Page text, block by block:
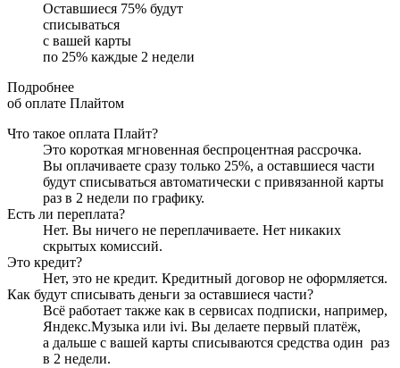
Оставшиеся 75% будут
списываться
с вашей карты
по 25% каждые 2 недели
Подробнее
об оплате Плайтом
Что такое оплата Плайт?
Это короткая мгновенная беспроцентная рассрочка.
Вы оплачиваете сразу только 25%, а оставшиеся части
будут списываться автоматически с привязанной карты
раз в 2 недели по графику.
Есть ли переплата?
Нет. Вы ничего не переплачиваете. Нет никаких
скрытых комиссий.
Это кредит?
Нет, это не кредит. Кредитный договор не оформляется.
Как будут списывать деньги за оставшиеся части?
Всё работает также как в сервисах подписки, например,
Яндекс.Музыка или ivi. Вы делаете первый платёж,
а дальше с вашей карты списываются средства один раз
в 2 недели.